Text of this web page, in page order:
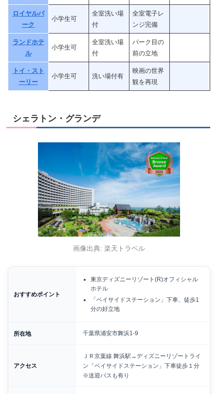
ロイヤルパ
ーク
小学生可
全室洗い場
付
全室電子レ
ンジ完備
ランドホテ
ル
小学生可
全室洗い場
付
パーク目の
前の立地
トイ・スト
ーリー
小学生可 洗い場付有
映画の世界
観を再現
シェラトン・グランデ
画像出典: 楽天トラベル
おすすめポイント
東京ディズニーリゾート(R)オフィシャル
ホテル
「ベイサイドステーション」下車、徒歩1
分の好立地
所在地 千葉県浦安市舞浜1-9
アクセス
ＪＲ京葉線 舞浜駅→ディズニーリゾートライ
ン「ベイサイドステーション」下車徒歩１分
※送迎バスも有り